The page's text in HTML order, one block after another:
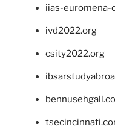
iias-
ivd2022.org
csity2022.org